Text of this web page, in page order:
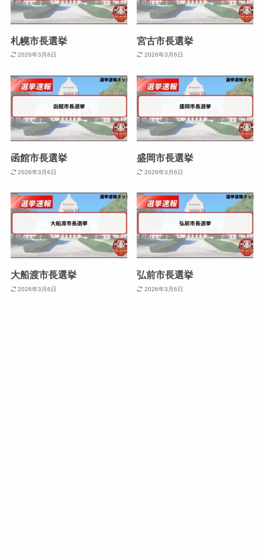
札幌市長選挙
2026年3月6日
宮古市長選挙
2026年3月6日
函館市長選挙
2026年3月6日
盛岡市長選挙
2026年3月6日
大船渡市長選挙
2026年3月6日
弘前市長選挙
2026年3月6日